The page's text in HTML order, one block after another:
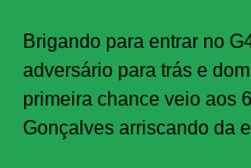
Brigando para entrar no
adversário para trás e
primeira chance veio aos
Gonçalves arriscando da